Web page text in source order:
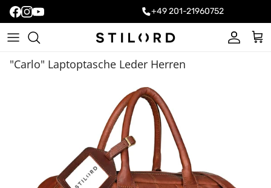
+49 201-21960752
Konto
"Carlo" Laptoptasche Leder Herren